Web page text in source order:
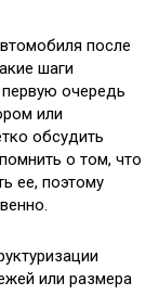
после
шаги
очередь
или
обсудить
о том, что
ее, поэтому
или размера